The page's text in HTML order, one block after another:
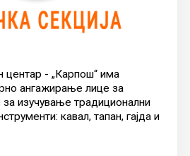
центар - „Карпош“ има
ангажирање лице за
изучување традиционални
кавал, тапан, гајда и